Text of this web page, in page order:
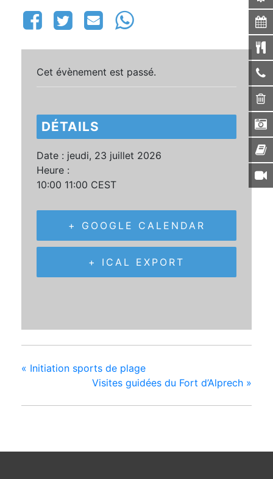
Cet évènement est passé.
DÉTAILS
Date : jeudi, 23 juillet 2026
Heure :
10:00 11:00 CEST
+ GOOGLE CALENDAR
+ ICAL EXPORT
« Initiation sports de plage
Visites guidées du Fort d’Alprech »